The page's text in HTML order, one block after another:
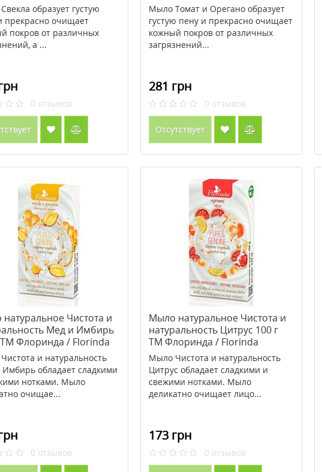
образует густую
прекрасно очищает
покров от различных
а ...
0 отзывов
Мыло Томат и Орегано образует
густую пену и прекрасно очищает
кожный покров от различных
загрязнений...
281 грн
0 отзывов
Отсутствует
Чистота и
Мед и Имбирь
TM Флоринда / Florinda
и натуральность
обладает сладкими
нотками. Мыло
очищае...
0 отзывов
Мыло натуральное Чистота и
натуральность Цитрус 100 г
TM Флоринда / Florinda
Мыло Чистота и натуральность
Цитрус обладает сладкими и
свежими нотками. Мыло
деликатно очищает лицо...
173 грн
0 отзывов